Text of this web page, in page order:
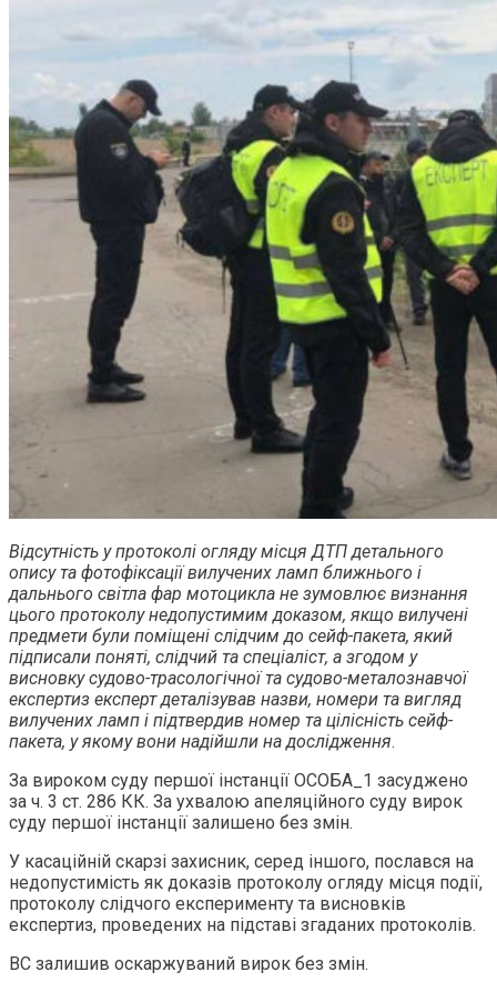
Відсутність у протоколі огляду місця ДТП детального
опису та фотофіксації вилучених ламп ближнього і
дальнього світла фар мотоцикла не зумовлює визнання
цього протоколу недопустимим доказом, якщо вилучені
предмети були поміщені слідчим до сейф-пакета, який
підписали поняті, слідчий та спеціаліст, а згодом у
висновку судово-трасологічної та судово-металознавчої
експертиз експерт деталізував назви, номери та вигляд
вилучених ламп і підтвердив номер та цілісність сейф-
пакета, у якому вони надійшли на дослідження.
За вироком суду першої інстанції ОСОБА_1 засуджено
за ч. 3 ст. 286 КК. За ухвалою апеляційного суду вирок
суду першої інстанції залишено без змін.
У касаційній скарзі захисник, серед іншого, послався на
недопустимість як доказів протоколу огляду місця події,
протоколу слідчого експерименту та висновків
експертиз, проведених на підставі згаданих протоколів.
ВС залишив оскаржуваний вирок без змін.